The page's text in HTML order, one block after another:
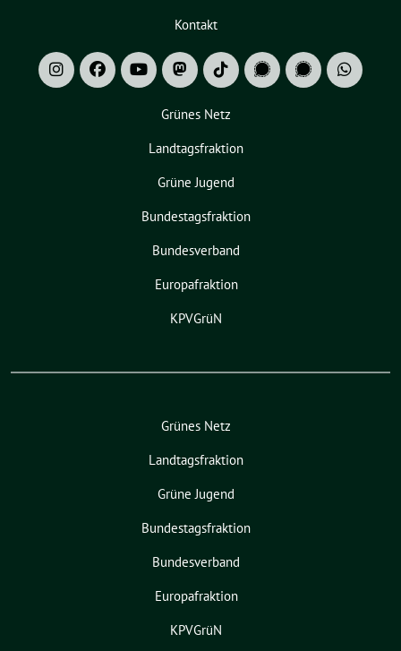
Kontakt
Grünes Netz
Landtagsfraktion
Grüne Jugend
Bundestagsfraktion
Bundesverband
Europafraktion
KPVGrüN
Grünes Netz
Landtagsfraktion
Grüne Jugend
Bundestagsfraktion
Bundesverband
Europafraktion
KPVGrüN